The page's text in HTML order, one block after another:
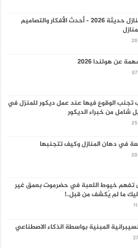
ديكورات منازل حديثة 2026 – أحدث الأفكار والتصاميم
عن هولندا 2026
تجنب الوقوع فيها عند عمل ديكور للمنزل في
في دهان المنازل وكيف تتجنبها
تفهم خيوط اللعبة في حضرموت بعمق غير
ما لم يُكشف من قبل..!
المبنية بواسطة الذكاء الاصطناعي